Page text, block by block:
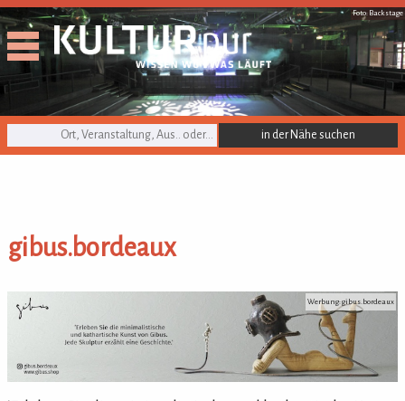
Foto: Backstage
KULTURpur Suche
gibus.bordeaux
gibus.bordeaux Werbung: gibus.bordeaux